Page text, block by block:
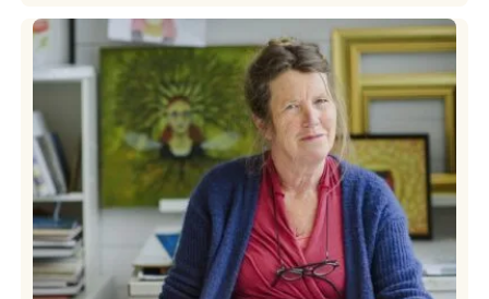
frå
Frøydis